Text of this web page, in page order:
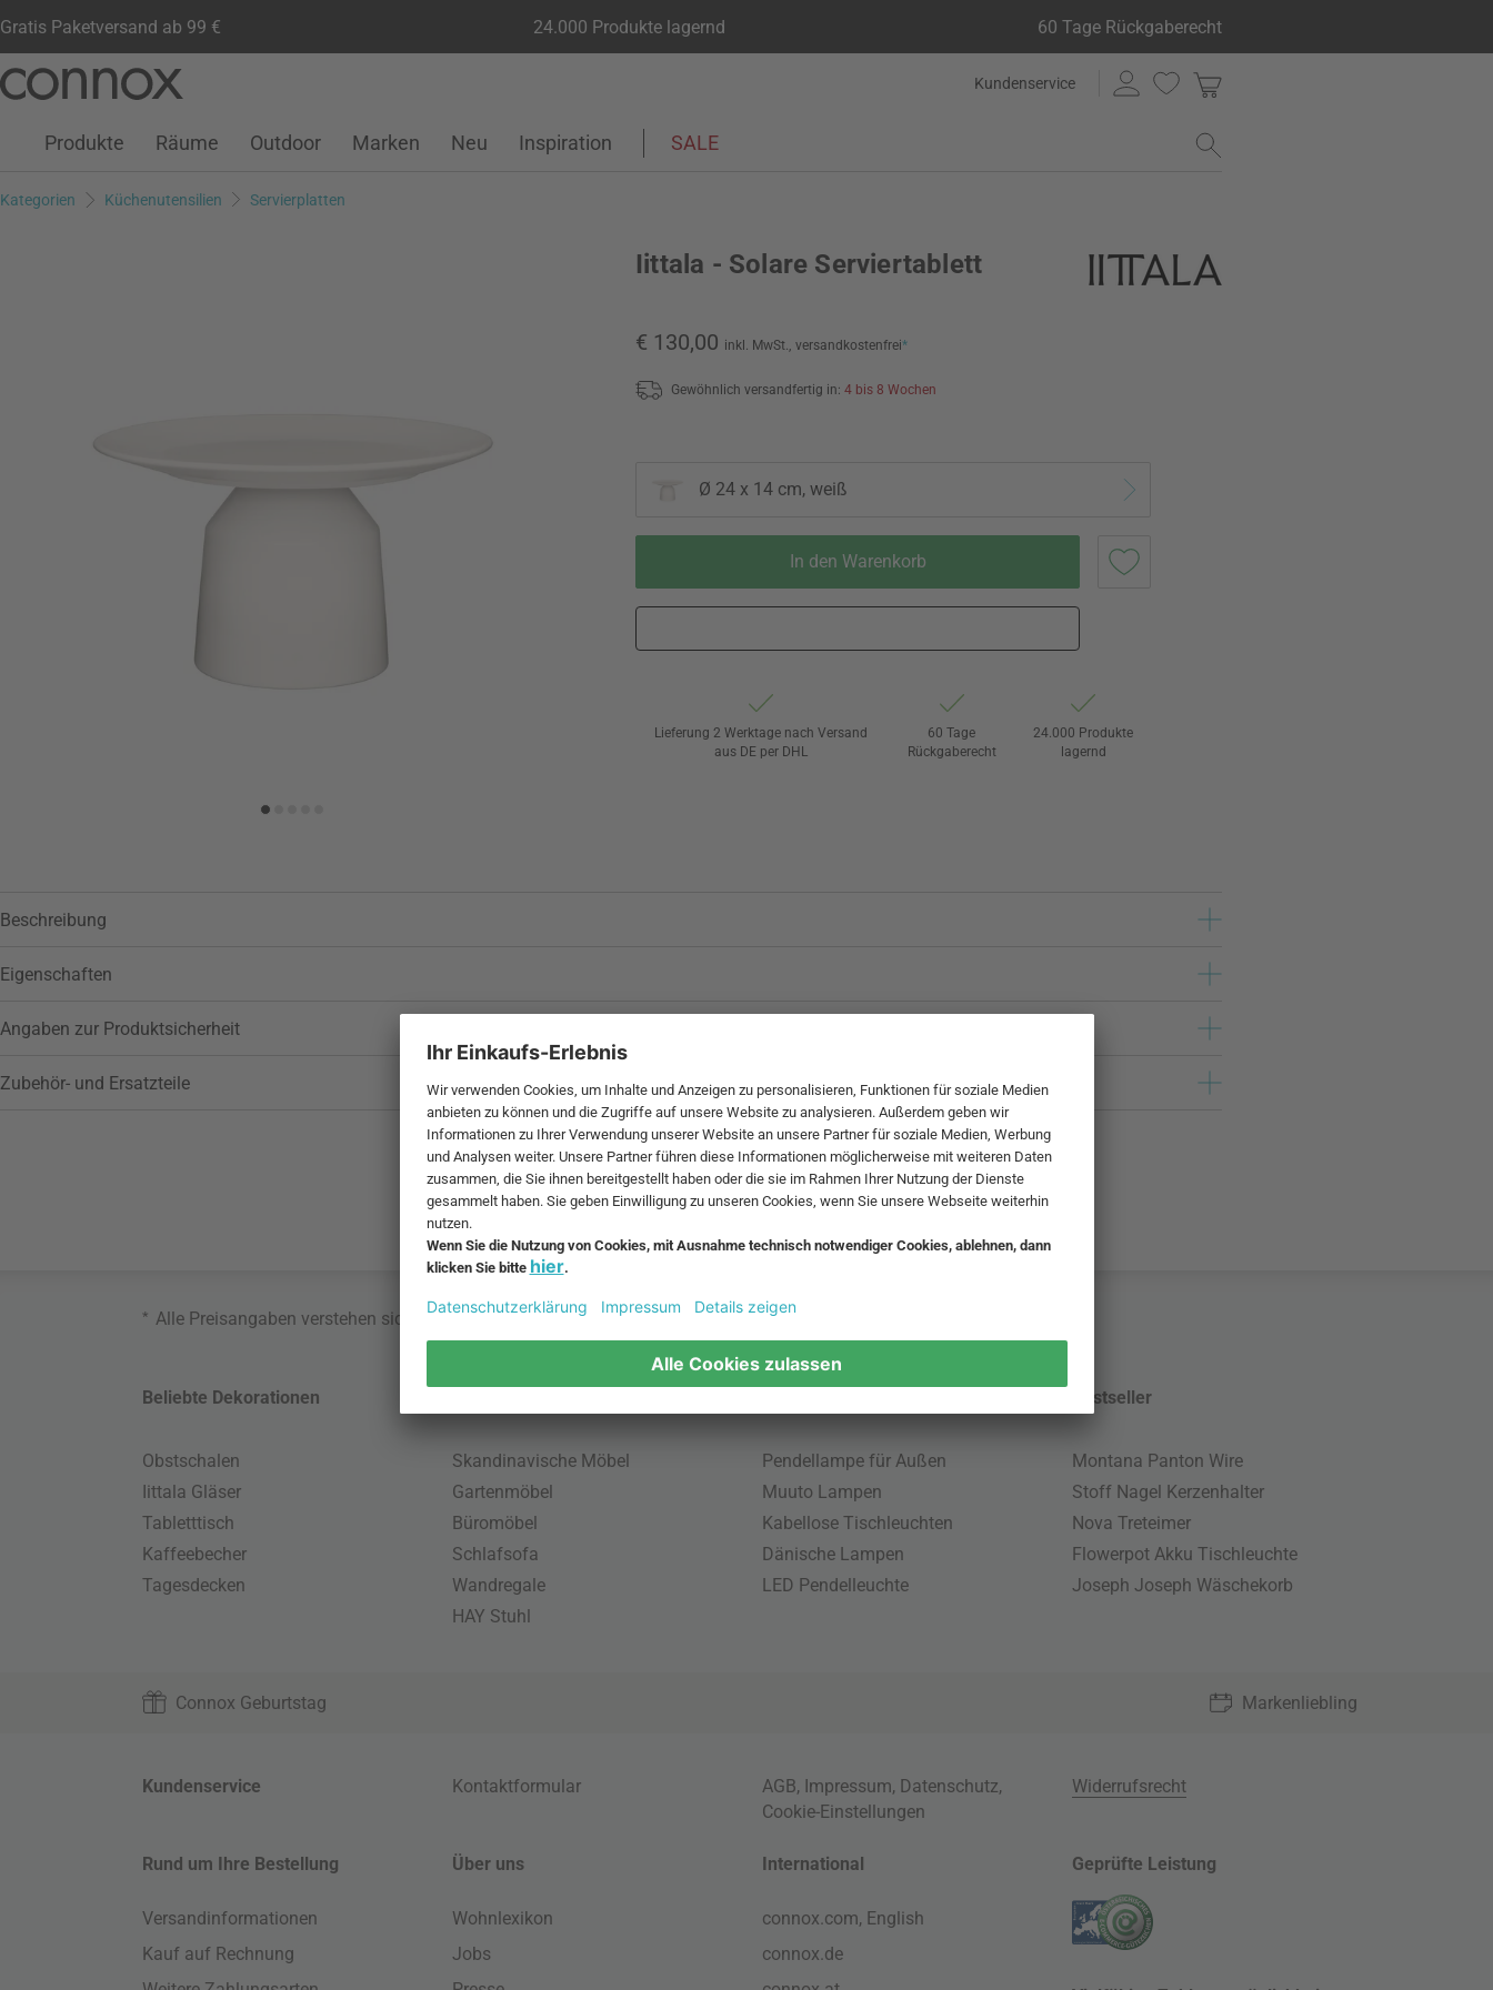
Gratis Paketversand ab 99 € 24.000 Produkte lagernd 60 Tage Rückgaberecht
Seiteninhalt
Suchfeld
Kundenservice
Kundenkonto
Wunschliste
Warenkorb
Produkte Räume Outdoor Marken Neu Inspiration SALE
Kategorien Küchenutensilien Servierplatten
Iittala - Solare Serviertablett
€ 130,00 inkl. MwSt., versandkostenfrei*
Gewöhnlich versandfertig in: 4 bis 8 Wochen
Ø 24 x 14 cm, weiß
In den Warenkorb
Lieferung 2 Werktage nach Versand
aus DE per DHL
60 Tage
Rückgaberecht
24.000 Produkte
lagernd
Beschreibung
Eigenschaften
Angaben zur Produktsicherheit
Zubehör- und Ersatzteile
* Alle Preisangaben verstehen sich inklusive MwSt. und zzgl.Versandkosten.
Beliebte Dekorationen
Obstschalen
Iittala Gläser
Tabletttisch
Kaffeebecher
Tagesdecken
Skandinavische Möbel
Gartenmöbel
Büromöbel
Schlafsofa
Wandregale
HAY Stuhl
Pendellampe für Außen
Muuto Lampen
Kabellose Tischleuchten
Dänische Lampen
LED Pendelleuchte
Bestseller
Montana Panton Wire
Stoff Nagel Kerzenhalter
Nova Treteimer
Flowerpot Akku Tischleuchte
Joseph Joseph Wäschekorb
Connox Geburtstag Markenliebling
Kundenservice Kontaktformular AGB, Impressum, Datenschutz,
Cookie-Einstellungen
Widerrufsrecht
Rund um Ihre Bestellung
Versandinformationen
Kauf auf Rechnung
Über uns
Wohnlexikon
Jobs
International
connox.com, English
connox.de
Geprüfte Leistung